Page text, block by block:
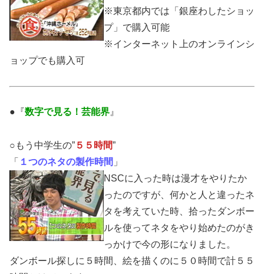
※東京都内では「銀座わしたショッ
プ」で購入可能
※インターネット上のオンラインシ
ョップでも購入可
●『数字で見る！芸能界 』
○もう中学生の” ５５時間”
「 １つのネタの製作時間 」
NSCに入った時は漫才をやりたか
ったのですが、何かと人と違ったネ
タを考えていた時、拾ったダンボー
ルを使ってネタをやり始めたのがき
っかけで今の形になりました。
ダンボール探しに５時間、絵を描くのに５０時間で計５５